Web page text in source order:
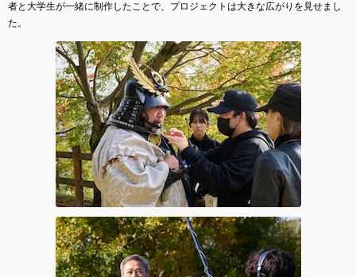
者と大学生が一緒に制作したことで、プロジェクトは大きな広がりを見せまし
た。